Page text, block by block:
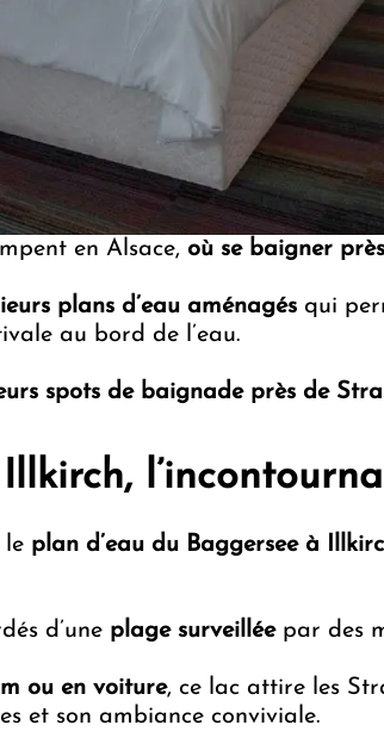
en Alsace, où se baigner
plans d’eau aménagés qui
au bord de l’eau.
spots de baignade près de
le plan d’eau du Baggersee à
d’une plage surveilléepar des
ou en voiture, ce lac attire les
et son ambiance conviviale.